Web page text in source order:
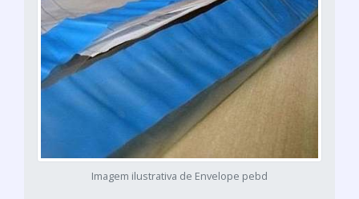
Imagem ilustrativa de Envelope pebd